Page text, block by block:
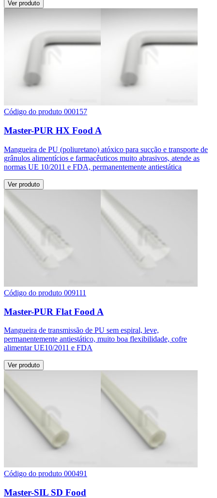
Ver produto
Código do produto 000157
Master-PUR HX Food A
Mangueira de PU (poliuretano) atóxico para sucção e transporte de
grânulos alimentícios e farmacêuticos muito abrasivos, atende as
normas UE 10/2011 e FDA, permanentemente antiestática
Ver produto
Código do produto 009111
Master-PUR Flat Food A
Mangueira de transmissão de PU sem espiral, leve,
permanentemente antiestático, muito boa flexibilidade, cofre
alimentar UE10/2011 e FDA
Ver produto
Código do produto 000491
Master-SIL SD Food